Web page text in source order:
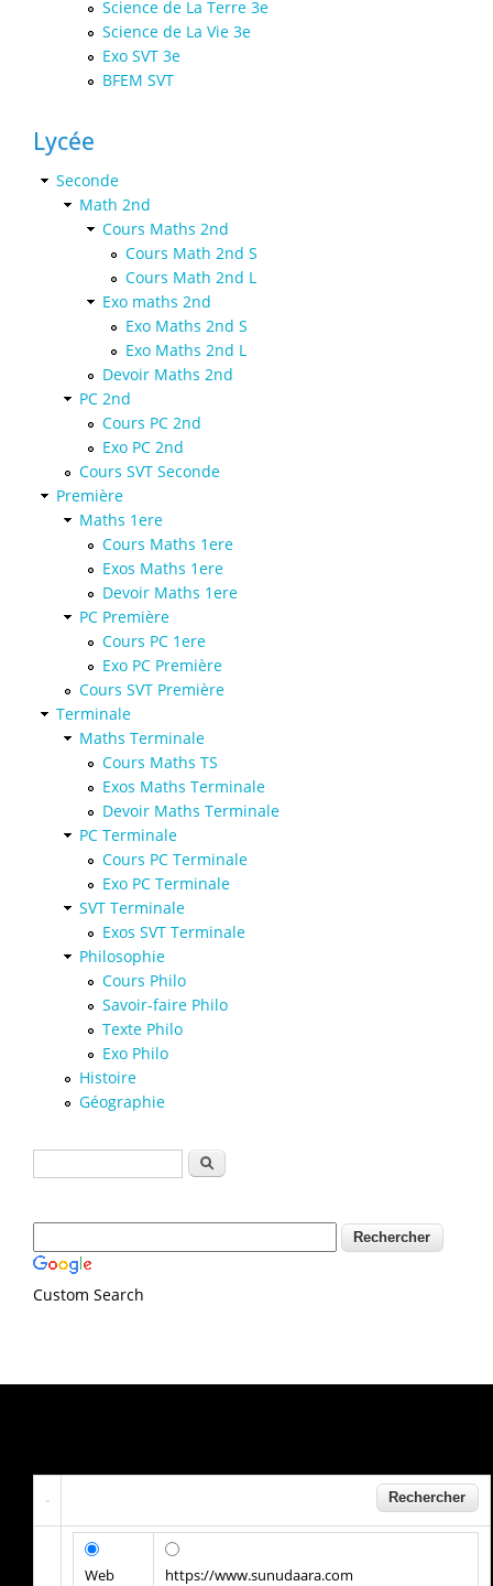
Science de La Terre 3e
Science de La Vie 3e
Exo SVT 3e
BFEM SVT
Lycée
Seconde
Math 2nd
Cours Maths 2nd
Cours Math 2nd S
Cours Math 2nd L
Exo maths 2nd
Exo Maths 2nd S
Exo Maths 2nd L
Devoir Maths 2nd
PC 2nd
Cours PC 2nd
Exo PC 2nd
Cours SVT Seconde
Première
Maths 1ere
Cours Maths 1ere
Exos Maths 1ere
Devoir Maths 1ere
PC Première
Cours PC 1ere
Exo PC Première
Cours SVT Première
Terminale
Maths Terminale
Cours Maths TS
Exos Maths Terminale
Devoir Maths Terminale
PC Terminale
Cours PC Terminale
Exo PC Terminale
SVT Terminale
Exos SVT Terminale
Philosophie
Cours Philo
Savoir-faire Philo
Texte Philo
Exo Philo
Histoire
Géographie
Formulaire de recherche
Rechercher
Custom Search
Web https://www.sunudaara.com